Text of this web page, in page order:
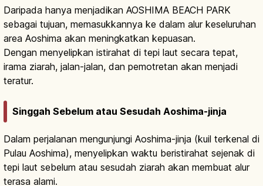
Daripada hanya menjadikan AOSHIMA BEACH PARK
sebagai tujuan, memasukkannya ke dalam alur keseluruhan
area Aoshima akan meningkatkan kepuasan.
Dengan menyelipkan istirahat di tepi laut secara tepat,
irama ziarah, jalan-jalan, dan pemotretan akan menjadi
teratur.
Singgah Sebelum atau Sesudah Aoshima-jinja
Dalam perjalanan mengunjungi Aoshima-jinja (kuil terkenal di
Pulau Aoshima), menyelipkan waktu beristirahat sejenak di
tepi laut sebelum atau sesudah ziarah akan membuat alur
terasa alami.